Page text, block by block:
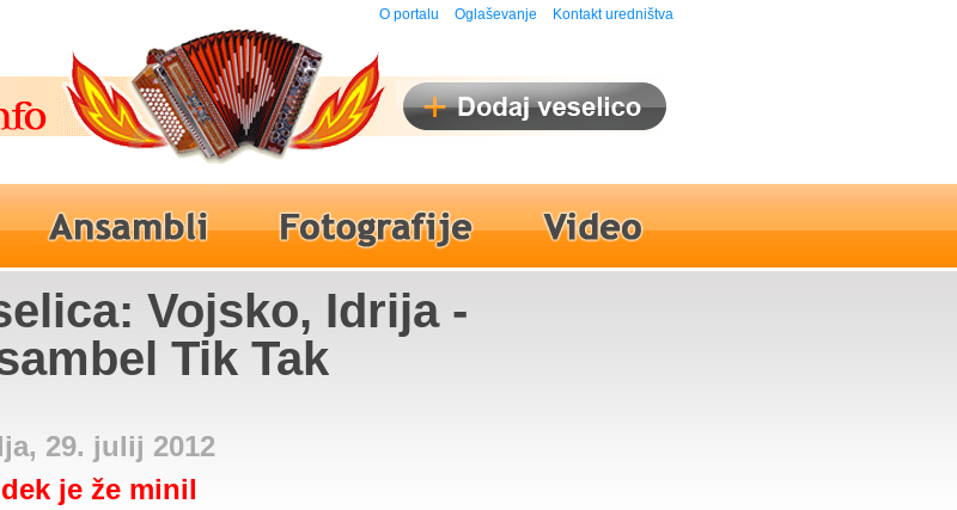
O portalu Oglaševanje Kontakt uredništva
Vojsko, Idrija -
Tik Tak
29. julij 2012
je že minil